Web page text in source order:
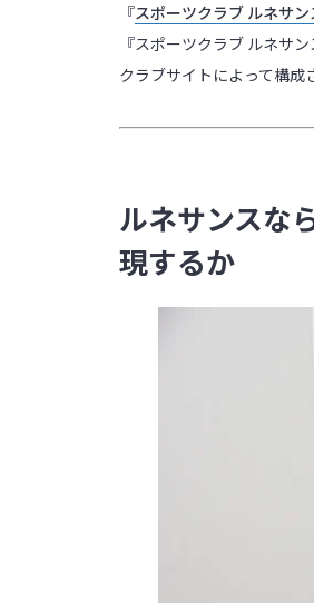
『スポーツクラブ ルネサン
『スポーツクラブ ルネサ
クラブサイトによって構成
ルネサンスな
現するか